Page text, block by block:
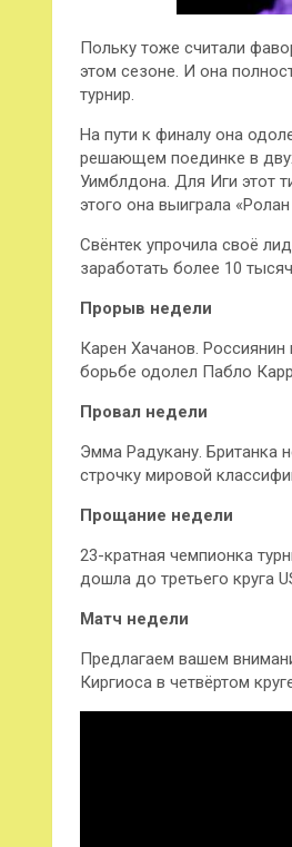
Польку тоже считали
этом сезоне. И она
турнир.
На пути к финалу она
решающем поединке в
Уимблдона. Для Иги этот
этого она выиграла «Ролан
Свёнтек упрочила своё
заработать более 10
Прорыв недели
Карен Хачанов.
борьбе одолел Пабло
Провал недели
Эмма Радукану. Британка
строчку мировой
Прощание недели
23-кратная чемпионка
дошла до третьего круга
Матч недели
Предлагаем вашем
Киргиоса в четвёртом